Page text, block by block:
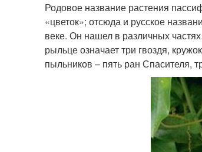
Родовое название растения
«цветок»; отсюда и русское
веке. Он нашел в различных
рыльце означает три гвоздя,
пыльников – пять ран Спасителя,